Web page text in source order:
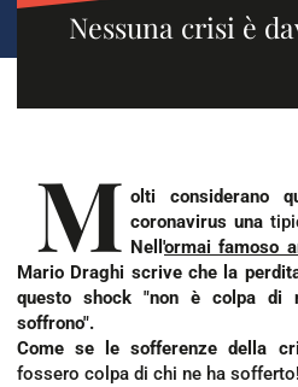
Nessuna crisi è
M olti considerano
coronavirus una
Nell'ormai famoso
Mario Draghi scrive che la
questo shock "non è colpa di
soffrono".
Come se le sofferenze della
fossero colpa di chi ne ha sofferto